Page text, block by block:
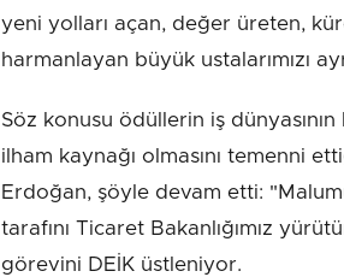
yeni yolları açan, değer üreten,
harmanlayan büyük ustalarımızı
Söz konusu ödüllerin iş
ilham kaynağı olmasını temenni
Erdoğan, şöyle devam etti:
tarafını Ticaret Bakanlığımız
görevini DEİK üstleniyor.